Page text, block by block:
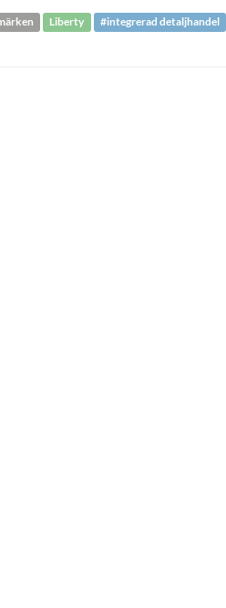
Liberty #integrerad detaljhandel